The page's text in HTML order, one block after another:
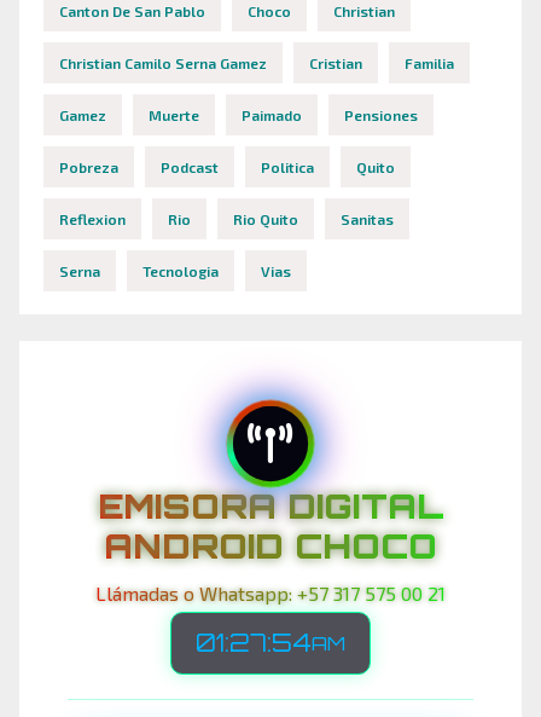
Canton De San Pablo Choco Christian
Christian Camilo Serna Gamez Cristian Familia
Gamez Muerte Paimado Pensiones
Pobreza Podcast Politica Quito
Reflexion Rio Rio Quito Sanitas
Serna Tecnologia Vias
EMISORA DIGITAL
ANDROID CHOCO
Llámadas o Whatsapp: +57 317 575 00 21
01:27:56AM